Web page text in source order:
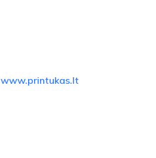
www.printukas.lt